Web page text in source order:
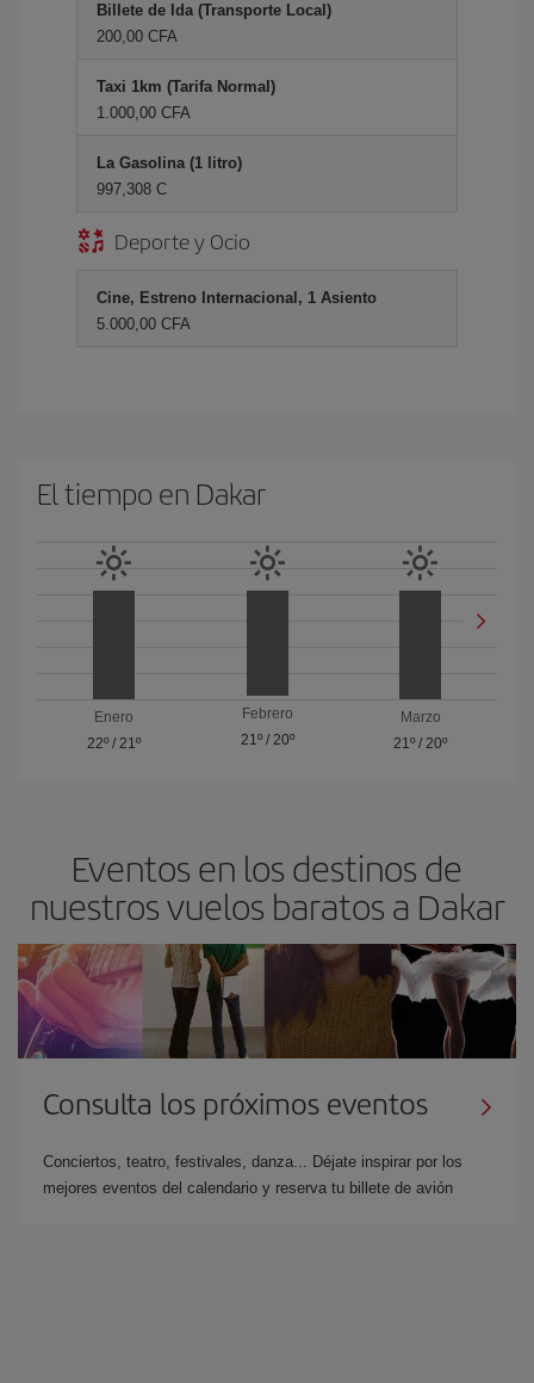
Billete de Ida (Transporte Local)
200,00 CFA
Taxi 1km (Tarifa Normal)
1.000,00 CFA
La Gasolina (1 litro)
997,308 C
Deporte y Ocio
Cine, Estreno Internacional, 1 Asiento
5.000,00 CFA
El tiempo en Dakar
Enero
22º/ 21º
Febrero
21º/ 20º
Marzo
21º /20º
Eventos en los destinos de
nuestros vuelos baratos a Dakar
Consulta los próximos eventos
Conciertos, teatro, festivales, danza... Déjate inspirar por los
mejores eventos del calendario y reserva tu billete de avión